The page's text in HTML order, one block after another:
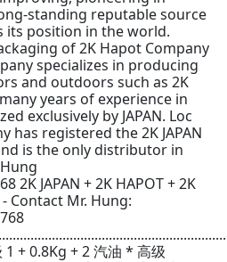
standing reputable source
its position in the world.
of 2K Hapot Company
specializes in producing
and outdoors such as 2K
years of experience in
exclusively by JAPAN. Loc
has registered the 2K JAPAN
is the only distributor in
2K JAPAN + 2K HAPOT + 2K
- Contact Mr. Hung:
1 + 0.8Kg + 2 汽油 * 高级